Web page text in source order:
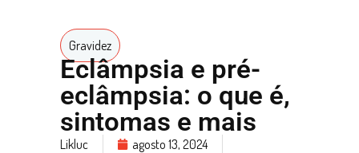
Gravidez
Eclâmpsia e pré-
eclâmpsia: o que é,
sintomas e mais
Likluc agosto 13, 2024